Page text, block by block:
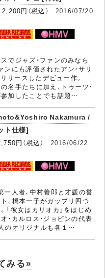
円（税込） 2016/07/20
でジャズ・ファンのみなら
ンにも評価されたアン・サリ
リースしたデビュー作。
名手たちに加え、トゥーツ・
加したことでも話題…
Nakamura /
ト仕様]
円（税込） 2016/06/22
一人者、中村善郎と才媛の誉
、橋本一子がガップリ四つ
「彼女はカリオカ」をはじめ
・カルロス・ジョビンの代表
のオリジナルも各１…
みる»